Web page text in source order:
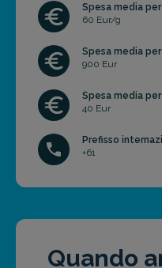
Spesa media
60 Eur/g
Spesa media
900 Eur
Spesa media
40 Eur
Prefisso
+61
Quando